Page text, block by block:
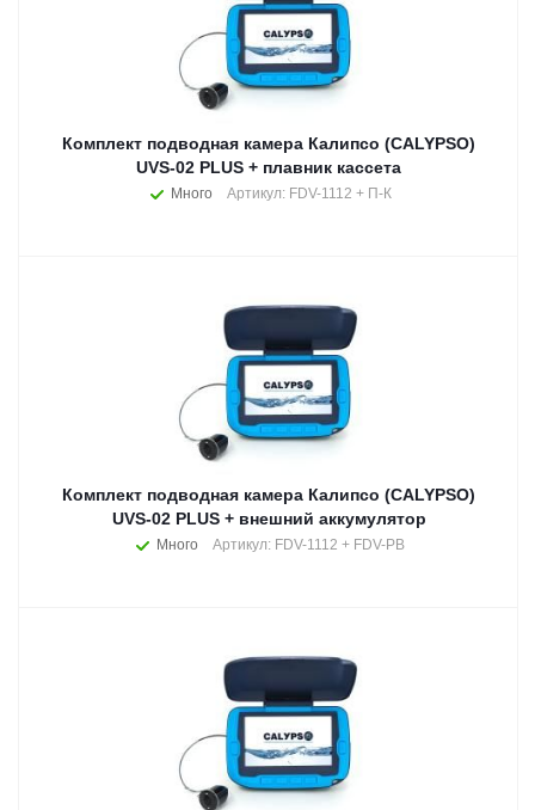
Комплект подводная камера Калипсо (CALYPSO)
UVS-02 PLUS + плавник кассета
Много Артикул: FDV-1112 + П-К
Комплект подводная камера Калипсо (CALYPSO)
UVS-02 PLUS + внешний аккумулятор
Много Артикул: FDV-1112 + FDV-PB